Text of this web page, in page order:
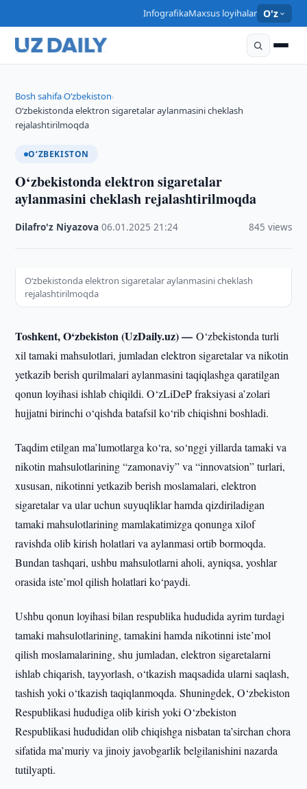
InfografikaMaxsus loyihalar O'z
Bosh sahifa›O‘zbekiston›
O‘zbekistonda elektron sigaretalar aylanmasini cheklash
rejalashtirilmoqda
O‘ZBEKISTON
O‘zbekistonda elektron sigaretalar
aylanmasini cheklash rejalashtirilmoqda
Dilafro'z Niyazova ·06.01.2025 ·21:24 845 views
O‘zbekistonda elektron sigaretalar aylanmasini cheklash
rejalashtirilmoqda
Toshkent, O‘zbekiston (UzDaily.uz) —O‘zbekistonda turli
xil tamaki mahsulotlari, jumladan elektron sigaretalar va nikotin
yetkazib berish qurilmalari aylanmasini taqiqlashga qaratilgan
qonun loyihasi ishlab chiqildi. O‘zLiDeP fraksiyasi a’zolari
hujjatni birinchi o‘qishda batafsil ko‘rib chiqishni boshladi.
Taqdim etilgan ma’lumotlarga ko‘ra, so‘nggi yillarda tamaki va
nikotin mahsulotlarining “zamonaviy” va “innovatsion” turlari,
xususan, nikotinni yetkazib berish moslamalari, elektron
sigaretalar va ular uchun suyuqliklar hamda qizdiriladigan
tamaki mahsulotlarining mamlakatimizga qonunga xilof
ravishda olib kirish holatlari va aylanmasi ortib bormoqda.
Bundan tashqari, ushbu mahsulotlarni aholi, ayniqsa, yoshlar
orasida iste’mol qilish holatlari ko‘paydi.
Ushbu qonun loyihasi bilan respublika hududida ayrim turdagi
tamaki mahsulotlarining, tamakini hamda nikotinni iste’mol
qilish moslamalarining, shu jumladan, elektron sigaretalarni
ishlab chiqarish, tayyorlash, o‘tkazish maqsadida ularni saqlash,
tashish yoki o‘tkazish taqiqlanmoqda. Shuningdek, O‘zbekiston
Respublikasi hududiga olib kirish yoki O‘zbekiston
Respublikasi hududidan olib chiqishga nisbatan ta’sirchan chora
sifatida ma’muriy va jinoiy javobgarlik belgilanishini nazarda
tutilyapti.